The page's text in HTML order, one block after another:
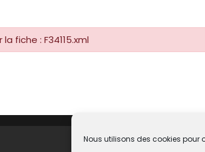
Nous utilisons des cookies pour
fiche : F34115.xml